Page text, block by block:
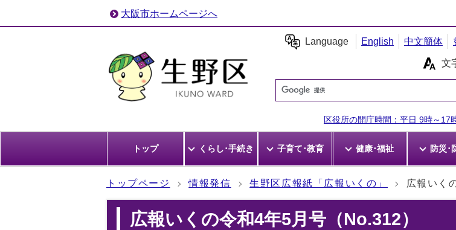
大阪市ホームページへ
Language English 中文簡体
文
区役所の開庁時間：平日 9時～
トップ くらし･手続き 子育て･教育 健康･福祉 防災･
トップページ 情報発信 生野区広報紙「広報いくの」 広報いく
広報いくの令和4年5月号（No.312）